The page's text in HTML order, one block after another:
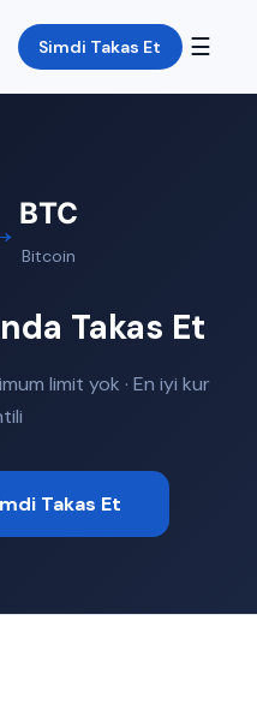
Simdi Takas Et ☰
BTC
Bitcoin
Takas Et
limit yok · En iyi kur
Takas Et